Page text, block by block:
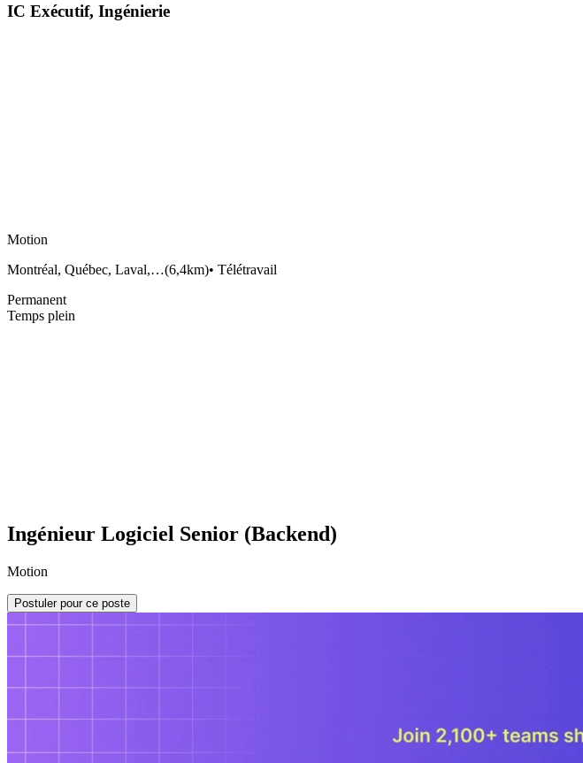
IC Exécutif, Ingénierie
Motion
Montréal, Québec, Laval,…(6,4km)• Télétravail
Permanent
Temps plein
Ingénieur Logiciel Senior (Backend)
Motion
Postuler pour ce poste